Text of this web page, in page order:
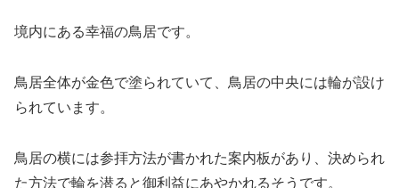
境内にある幸福の鳥居です。
鳥居全体が金色で塗られていて、鳥居の中央には輪が設け
られています。
鳥居の横には参拝方法が書かれた案内板があり、決められ
た方法で輪を潜ると御利益にあやかれるそうです。